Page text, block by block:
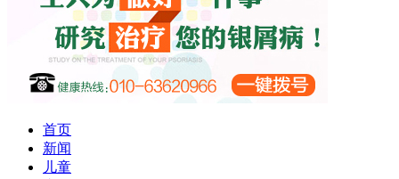
首页
新闻
儿童